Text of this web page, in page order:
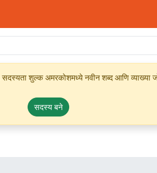
शुल्क अमरकोशमध्ये नवीन शब्द आणि व्याख्या
सदस्य बने